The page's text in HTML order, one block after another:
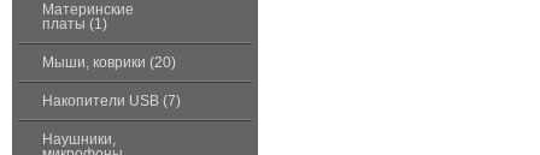
Материнские
платы (1)
Мыши, коврики (20)
Накопители USB (7)
Наушники,